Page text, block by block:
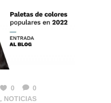
0
0
, NOTICIAS